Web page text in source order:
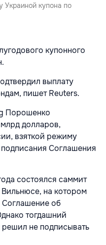
купона по
купонного
выплату
пишет Reuters.
Порошенко
долларов,
взяткой режиму
Соглашения
состоялся саммит
Вильнюсе, на котором
Соглашение об
тогдашний
решил не подписывать